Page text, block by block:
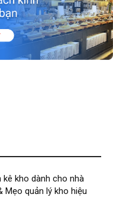
kê kho dành cho nhà
Mẹo quản lý kho hiệu